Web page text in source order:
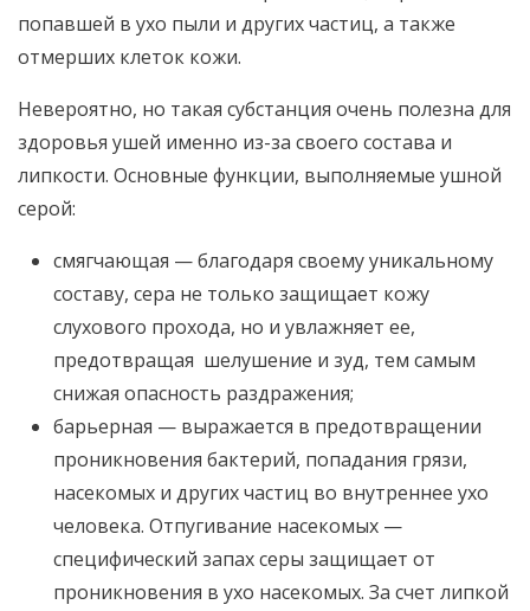
попавшей в ухо пыли и других частиц, а также
отмерших клеток кожи.
Невероятно, но такая субстанция очень полезна для
здоровья ушей именно из-за своего состава и
липкости. Основные функции, выполняемые ушной
серой:
смягчающая — благодаря своему уникальному
составу, сера не только защищает кожу
слухового прохода, но и увлажняет ее,
предотвращая шелушение и зуд, тем самым
снижая опасность раздражения;
барьерная — выражается в предотвращении
проникновения бактерий, попадания грязи,
насекомых и других частиц во внутреннее ухо
человека. Отпугивание насекомых —
специфический запах серы защищает от
проникновения в ухо насекомых. За счет липкой